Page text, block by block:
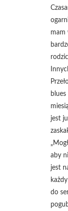
mam
jest
aby
jest
do